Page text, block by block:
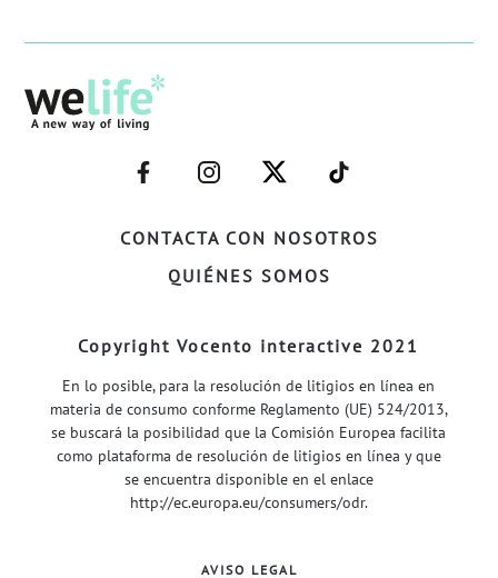
CONTACTA CON NOSOTROS
QUIÉNES SOMOS
–
FACEBOOK–
–
INSTAGRAM–
–
TWITTER–
–
WELIFE–
Copyright Vocento interactive 2021
En lo posible, para la resolución de litigios en línea en
materia de consumo conforme Reglamento (UE) 524/2013,
se buscará la posibilidad que la Comisión Europea facilita
como plataforma de resolución de litigios en línea y que
se encuentra disponible en el enlace
http://ec.europa.eu/consumers/odr.
AVISO LEGAL